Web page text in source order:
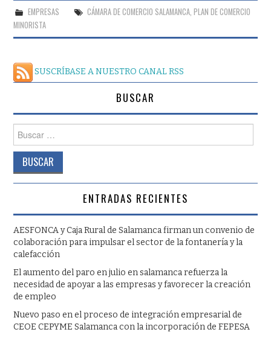
EMPRESAS CÁMARA DE COMERCIO SALAMANCA, PLAN DE COMERCIO
MINORISTA
SUSCRÍBASE A NUESTRO CANAL RSS
BUSCAR
ENTRADAS RECIENTES
AESFONCA y Caja Rural de Salamanca firman un convenio de
colaboración para impulsar el sector de la fontanería y la
calefacción
El aumento del paro en julio en salamanca refuerza la
necesidad de apoyar a las empresas y favorecer la creación
de empleo
Nuevo paso en el proceso de integración empresarial de
CEOE CEPYME Salamanca con la incorporación de FEPESA